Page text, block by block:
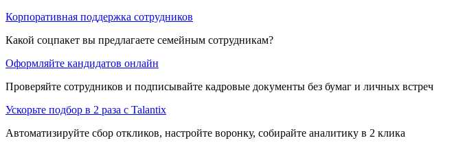
Корпоративная поддержка сотрудников
Какой соцпакет вы предлагаете семейным сотрудникам?
Оформляйте кандидатов онлайн
Проверяйте сотрудников и подписывайте кадровые документы без бумаг и личных встреч
Ускорьте подбор в 2 раза с Talantix
Автоматизируйте сбор откликов, настройте воронку, собирайте аналитику в 2 клика